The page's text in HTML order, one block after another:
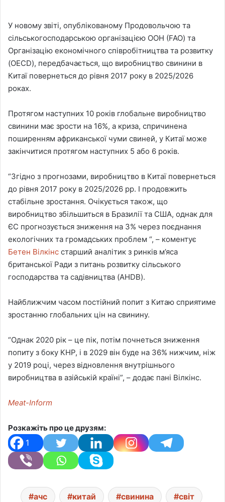
o
w
o
n
a
n
e
m
l
У новому звіті, опублікованому Продовольчою та
сільськогосподарською організацією ООН (FAO) та
Організацію економічного співробітництва та розвитку
(OECD), передбачається, що виробництво свинини в
Китаї повернеться до рівня 2017 року в 2025/2026
роках.
Протягом наступних 10 років глобальне виробництво
свинини має зрости на 16%, а криза, спричинена
поширенням африканської чуми свиней, у Китаї може
закінчитися протягом наступних 5 або 6 років.
“Згідно з прогнозами, виробництво в Китаї повернеться
до рівня 2017 року в 2025/2026 рр. І продовжить
стабільне зростання. Очікується також, що
виробництво збільшиться в Бразилії та США, однак для
ЄС прогнозується зниження на 3% через поєднання
екологічних та громадських проблем “, – коментує
Бетен Вілкінс старший аналітик з ринків м’яса
британської Ради з питань розвитку сільського
господарства та садівництва (AHDB).
Найближчим часом постійний попит з Китаю сприятиме
зростанню глобальних цін на свинину.
“Однак 2020 рік – це пік, потім почнеться зниження
попиту з боку КНР, і в 2029 він буде на 36% нижчим, ніж
у 2019 році, через відновлення внутрішнього
виробництва в азійській країні”, – додає пані Вілкінс.
Meat-Inform
Розкажіть про це друзям:
1
ачс китай свинина світ